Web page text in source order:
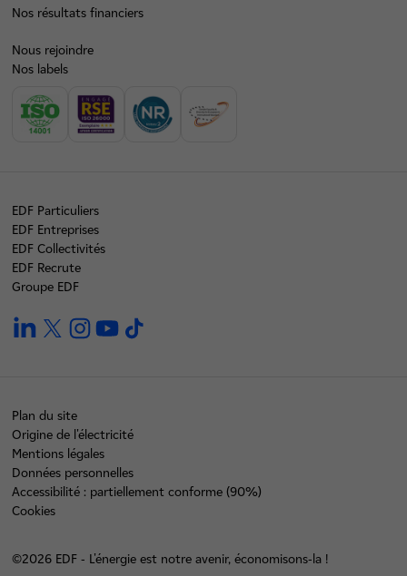
Nos résultats financiers
Nous rejoindre
Nos labels
EDF Particuliers
EDF Entreprises
EDF Collectivités
EDF Recrute
Groupe EDF
linkedintwitterinstagramyoutube
Plan du site
Origine de l'électricité
Mentions légales
Données personnelles
Accessibilité : partiellement conforme (90%)
Cookies
©2026 EDF - L'énergie est notre avenir, économisons-la !